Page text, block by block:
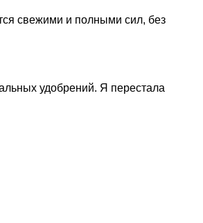
свежими и полными сил, без
удобрений. Я перестала